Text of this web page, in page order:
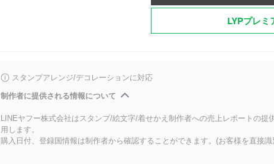
LYPプレミ
スタンプアレンジ/デコレーションに対応
制作者に提供される情報について
LINEヤフー株式会社はスタンプ/絵文字/着せかえ制作者への売上レポートの提
用します。
購入日付、登録国情報は制作者から確認することができます。(お客様を直接